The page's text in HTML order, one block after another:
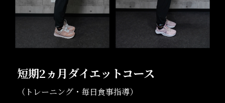
短期2ヵ月ダイエットコース
（トレーニング・毎日食事指導）